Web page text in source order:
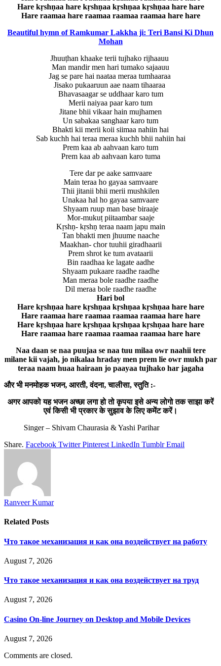
Hare kṛshṇaa hare kṛshṇaa kṛshṇaa kṛshṇaa hare hare
Hare raamaa hare raamaa raamaa raamaa hare hare
Beautiful hymn of Ramkumar Lakkha ji: Teri Bansi Ki Dhun
Mohan
Jhuuṭhan khaake terii tujhako rijhaauu
Man mandir men hari tumako sajaauu
Jag se pare hai naataa meraa tumhaaraa
Jisako pukaaruun aae naam tihaaraa
Bhavasaagar se uddhaar karo tum
Merii naiyaa paar karo tum
Jitane bhii vikaar hain mujhamen
Un sabakaa sanghaar karo tum
Bhakti kii merii koii siimaa nahiin hai
Sab kuchh hai teraa meraa kuchh bhii nahiin hai
Prem kaa ab aahvaan karo tum
Prem kaa ab aahvaan karo tuma
Tere dar pe aake samvaare
Main teraa ho gayaa samvaare
Thii jitanii bhii merii mushkilen
Unakaa hal ho gayaa samvaare
Shyaam ruup man base biraaje
Mor-mukuṭ piitaambar saaje
Kṛshṇ- kṛshṇ teraa naam japu main
Tan bhakti men jhuume naache
Maakhan- chor tuuhii giradhaarii
Prem shrot ke tum avataarii
Bin raadhaa ke lagate aadhe
Shyaam pukaare raadhe raadhe
Man meraa bole raadhe raadhe
Dil meraa bole raadhe raadhe
Hari bol
Hare kṛshṇaa hare kṛshṇaa kṛshṇaa kṛshṇaa hare hare
Hare raamaa hare raamaa raamaa raamaa hare hare
Hare kṛshṇaa hare kṛshṇaa kṛshṇaa kṛshṇaa hare hare
Hare raamaa hare raamaa raamaa raamaa hare hare
Naa daan se naa puujaa se naa tuu milaa owr naahii tere
milane kii vajah, jo nikalaa hraday men prem lie owr mukh par
teraa naam huaa hairaan jo paayaa tujhako har jagaha
और भी मनमोहक भजन, आरती, वंदना, चालीसा, स्तुति :-
अगर आपको यह भजन अच्छा लगा हो तो कृपया इसे अन्य लोगो तक साझा करें
एवं किसी भी प्रकार के सुझाव के लिए कमेंट करें।
Singer – Shivam Chaurasia & Yashi Parihar
Share. Facebook Twitter Pinterest LinkedIn Tumblr Email
Ranveer Kumar
Related Posts
Что такое механизация и как она воздействует на работу
August 7, 2026
Что такое механизация и как она воздействует на труд
August 7, 2026
Casino On-line Journey on Desktop and Mobile Devices
August 7, 2026
Comments are closed.